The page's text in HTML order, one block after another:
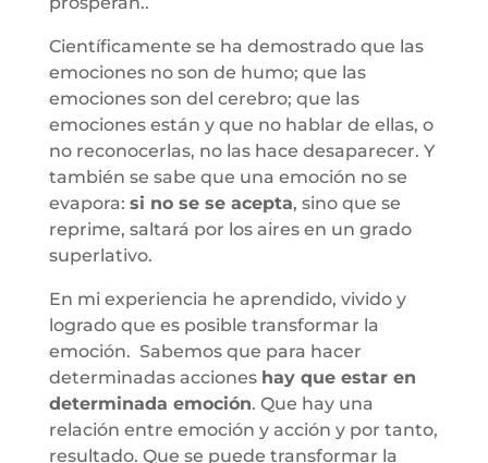
Científicamente se ha demostrado que las
emociones no son de humo; que las
emociones son del cerebro; que las
emociones están y que no hablar de ellas, o
no reconocerlas, no las hace desaparecer. Y
también se sabe que una emoción no se
evapora: si no se se acepta, sino que se
reprime, saltará por los aires en un grado
superlativo.
En mi experiencia he aprendido, vivido y
logrado que es posible transformar la
emoción. Sabemos que para hacer
determinadas acciones hay que estar en
determinada emoción. Que hay una
relación entre emoción y acción y por tanto,
resultado. Que se puede transformar la